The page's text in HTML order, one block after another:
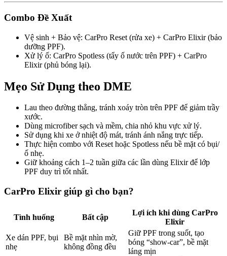
Combo Đề Xuất
Vệ sinh + Bảo vệ: CarPro Reset (rửa xe) + CarPro Elixir (bảo
dưỡng PPF).
Xử lý ố: CarPro Spotless (tẩy ố nước trên PPF) + CarPro
Elixir (phủ bóng lại).
Mẹo Sử Dụng theo DME
Lau theo đường thẳng, tránh xoáy tròn trên PPF để giảm trầy
xước.
Dùng microfiber sạch và mềm, chia nhỏ khu vực xử lý.
Sử dụng khi xe ở nhiệt độ mát, tránh ánh nắng trực tiếp.
Thực hiện combo với Reset hoặc Spotless nếu bề mặt có bụi/
ố nhẹ.
Giữ khoảng cách 1–2 tuần giữa các lần dùng Elixir để lớp
PPF duy trì tốt nhất.
CarPro Elixir giúp gì cho bạn?
Tình huống Bất cập
Lợi ích khi dùng CarPro
Elixir
Xe dán PPF, bụi
nhẹ
Bề mặt nhìn mờ,
không đồng đều
Giữ PPF trong suốt, tạo
bóng “show-car”, bề mặt
láng mịn